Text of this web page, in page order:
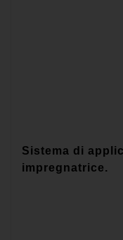
Sistema di
impregnatrice.